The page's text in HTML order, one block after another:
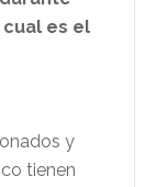
es el
y
tienen